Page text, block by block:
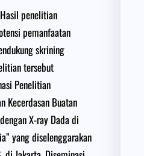
penelitian
pemanfaatan
skrining
tersebut
Penelitian
Kecerdasan Buatan
X-ray Dada di
yang diselenggarakan